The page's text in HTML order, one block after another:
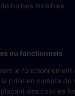
balises invisibles.
ou fonctionnels
le
prise en compte de
des cookies